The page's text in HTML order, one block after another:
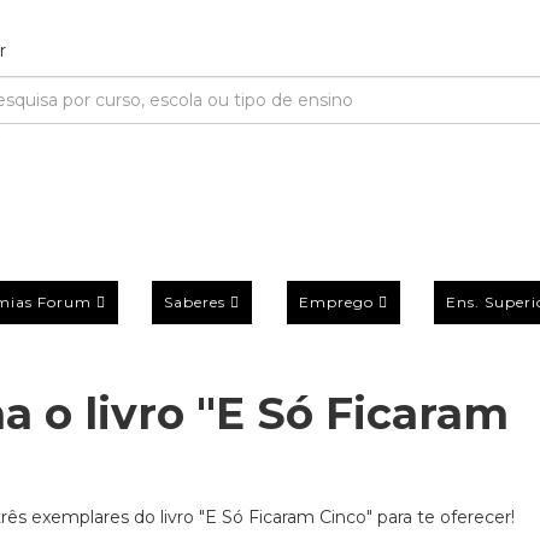
Forum Saberes Emprego Ens.
o livro "E Só Ficaram
exemplares do livro "E Só Ficaram Cinco" para te oferecer!